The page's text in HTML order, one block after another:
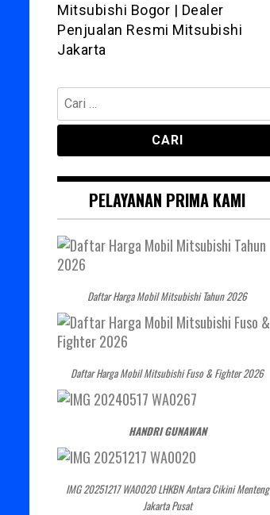
Mitsubishi Bogor | Dealer
Penjualan Resmi Mitsubishi
Jakarta
Cari
untuk:
PELAYANAN PRIMA KAMI
Daftar Harga Mobil Mitsubishi Tahun 2026
Daftar Harga Mobil Mitsubishi Fuso & Fighter 2026
HANDRI GUNAWAN
IMG 20251217 WA0020 LHKBN Antara Cikini Menteng
Jakarta Pusat